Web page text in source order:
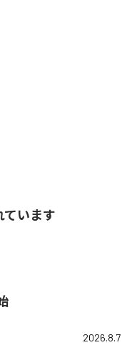
ています
2026.8.7